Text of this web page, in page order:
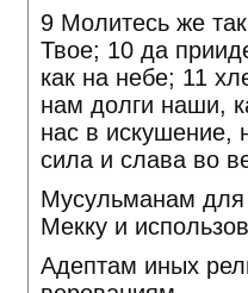
9 Молитесь же
Твое; 10 да
как на небе; 11
нам долги наши,
нас в искушение,
сила и слава во
Мусульманам для
Мекку и
Адептам иных